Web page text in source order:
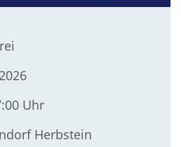
Uhr
Herbstein